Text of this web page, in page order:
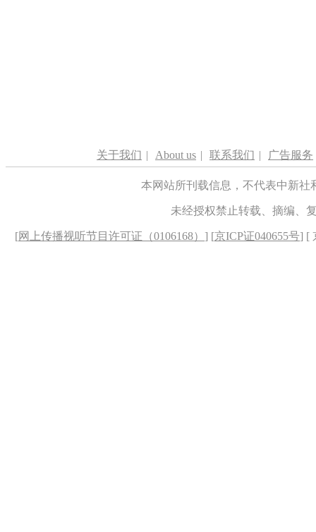
关于我们 | About us | 联系我们 | 广告服务
本网站所刊载信息，不代表中新
未经授权禁止转载、摘编、
[网上传播视听节目许可证（0106168） ] [京ICP证040655号] [